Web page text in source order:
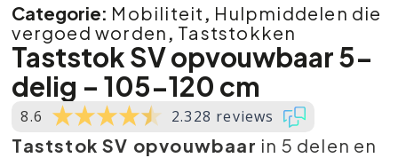
Categorie: Mobiliteit , Hulpmiddelen die
vergoed worden , Taststokken
Taststok SV opvouwbaar 5-
delig – 105-120 cm
8.6 2.328 reviews
Taststok SV opvouwbaar in 5 delen en